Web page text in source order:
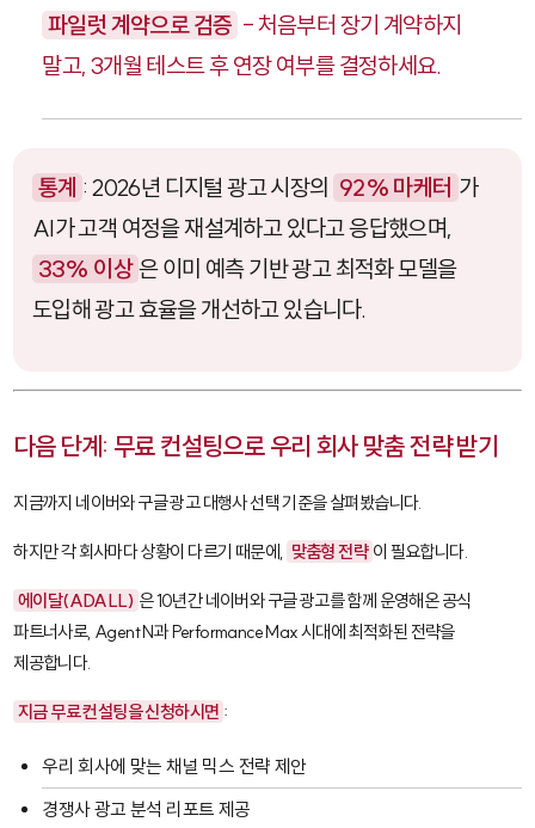
파일럿 계약으로 검증 - 처음부터 장기 계약하지
말고, 3개월 테스트 후 연장 여부를 결정하세요.
통계 : 2026년 디지털 광고 시장의 92% 마케터 가
AI가 고객 여정을 재설계하고 있다고 응답했으며,
33% 이상 은 이미 예측 기반 광고 최적화 모델을
도입해 광고 효율을 개선하고 있습니다.
다음 단계: 무료 컨설팅으로 우리 회사 맞춤 전략 받기
지금까지 네이버와 구글 광고 대행사 선택 기준을 살펴봤습니다.
하지만 각 회사마다 상황이 다르기 때문에, 맞춤형 전략 이 필요합니다.
에이달(ADALL) 은 10년간 네이버와 구글 광고를 함께 운영해온 공식
파트너사로, Agent N과 Performance Max 시대에 최적화된 전략을
제공합니다.
지금 무료 컨설팅을 신청하시면 :
우리 회사에 맞는 채널 믹스 전략 제안
경쟁사 광고 분석 리포트 제공